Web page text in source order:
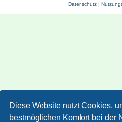
Diese Website nutzt Cookies,
bestmöglichen Komfort bei der
Datenschutz|